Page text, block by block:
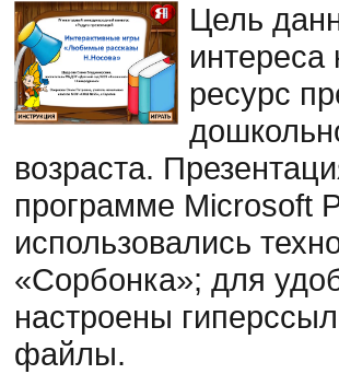
Цель
ресурс
возраста.
программе Microsoft
использовались
«Сорбонка»; для
настроены
файлы.